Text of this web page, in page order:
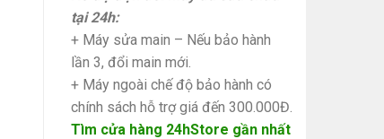
tại 24h:
+ Máy sửa main – Nếu bảo hành
lần 3, đổi main mới.
+ Máy ngoài chế độ bảo hành có
chính sách hỗ trợ giá đến 300.000Đ.
Tìm cửa hàng 24hStore gần nhất